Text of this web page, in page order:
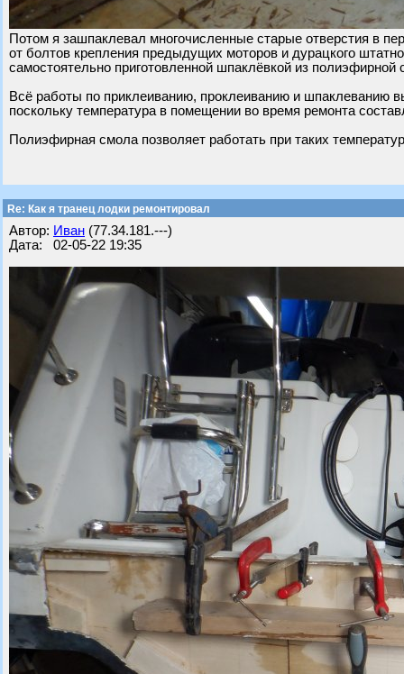
Потом я зашпаклевал многочисленные старые отверстия в
от болтов крепления предыдущих моторов и дурацкого
самостоятельно приготовленной шпаклёвкой из
Всё работы по приклеиванию, проклеиванию и шпаклеванию
поскольку температура в помещении во время ремонта
Полиэфирная смола позволяет работать при таких
Re: Как я транец лодки ремонтировал
Автор: Иван (77.34.181.---)
Дата: 02-05-22 19:35